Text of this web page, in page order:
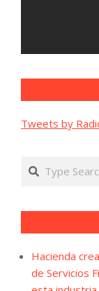
Tweets by
Search
Hacienda
de Servicios